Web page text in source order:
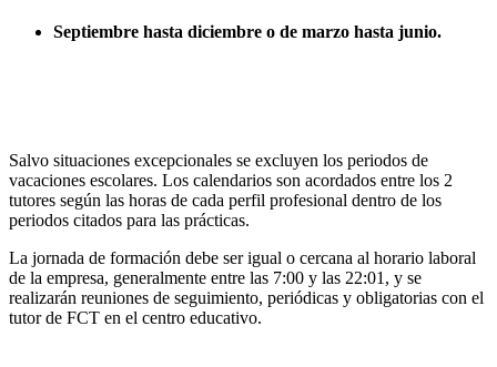
Septiembre hasta diciembre o de marzo hasta junio.
Salvo situaciones excepcionales se excluyen los periodos de
vacaciones escolares. Los calendarios son acordados entre los 2
tutores según las horas de cada perfil profesional dentro de los
periodos citados para las prácticas.
La jornada de formación debe ser igual o cercana al horario laboral
de la empresa, generalmente entre las 7:00 y las 22:01, y se
realizarán reuniones de seguimiento, periódicas y obligatorias con el
tutor de FCT en el centro educativo.